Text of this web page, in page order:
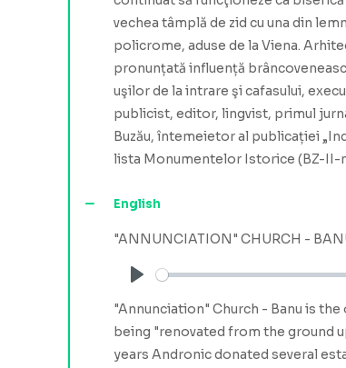
vechea tâmplă de zid cu una din
policrome, aduse de la Viena.
pronunțată influență
uşilor de la intrare şi cafasului,
publicist, editor, lingvist, primul
Buzău, întemeietor al publicației
lista Monumentelor Istorice (BZ-II-
English
"ANNUNCIATION" CHURCH -
Play
"Annunciation" Church - Banu is
being "renovated from the ground
years Andronic donated several